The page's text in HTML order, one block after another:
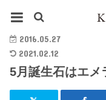
2016.05.27
2021.02.12
5月誕生石はエメ